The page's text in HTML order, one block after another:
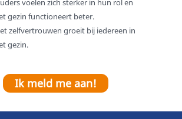
voelen zich sterker in hun rol en
gezin functioneert beter.
zelfvertrouwen groeit bij iedereen in
gezin.
Ik meld me aan!
via ZIN
aanvragen
zorg